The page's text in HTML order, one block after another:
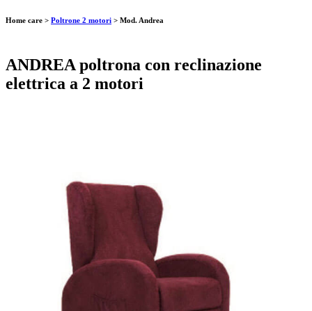
Home care > Poltrone 2 motori > Mod. Andrea
ANDREA poltrona con reclinazione
elettrica a 2 motori